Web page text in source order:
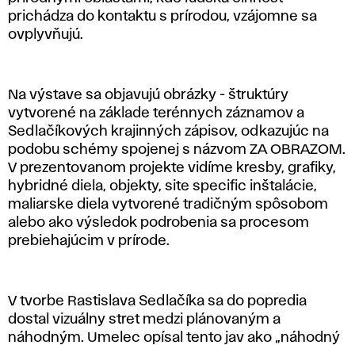
prichádza do kontaktu s prírodou, vzájomne sa
ovplyvňujú.
Na výstave sa objavujú obrázky - štruktúry
vytvorené na základe terénnych záznamov a
Sedlačíkových krajinných zápisov, odkazujúc na
podobu schémy spojenej s názvom ZA OBRAZOM.
V prezentovanom projekte vidíme kresby, grafiky,
hybridné diela, objekty, site specific inštalácie,
maliarske diela vytvorené tradičným spôsobom
alebo ako výsledok podrobenia sa procesom
prebiehajúcim v prírode.
V tvorbe Rastislava Sedlačíka sa do popredia
dostal vizuálny stret medzi plánovaným a
náhodným. Umelec opísal tento jav ako „náhodný